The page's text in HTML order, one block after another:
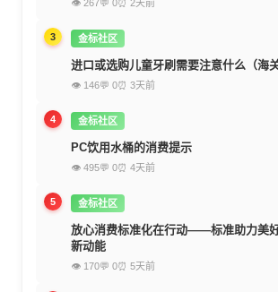
👁 267💬 0⏰ 2天前
3 金标社区
进口或选购儿童牙刷需要注意什么（海关
👁 146💬 0⏰ 3天前
4 金标社区
PC饮用水桶的消费提示
👁 495💬 0⏰ 4天前
5 金标社区
放心消费标准化在行动——标准助力美
新动能
👁 170💬 0⏰ 5天前